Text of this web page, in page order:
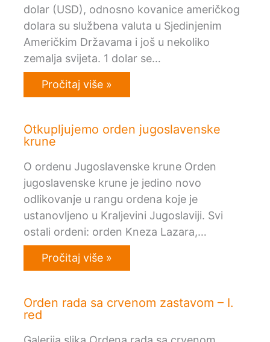
dolar (USD), odnosno kovanice američkog
dolara su službena valuta u Sjedinjenim
Američkim Državama i još u nekoliko
zemalja svijeta. 1 dolar se…
Pročitaj više »
Otkupljujemo orden jugoslavenske
krune
O ordenu Jugoslavenske krune Orden
jugoslavenske krune je jedino novo
odlikovanje u rangu ordena koje je
ustanovljeno u Kraljevini Jugoslaviji. Svi
ostali ordeni: orden Kneza Lazara,…
Pročitaj više »
Orden rada sa crvenom zastavom – I.
red